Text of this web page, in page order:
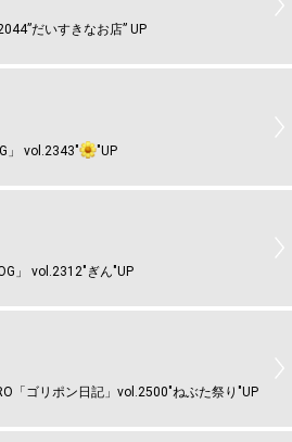
だいすきなお店” UP
」 vol.2343" "UP
」 vol.2312"ぎん"UP
「ゴリポン日記」vol.2500"ねぶた祭り"UP